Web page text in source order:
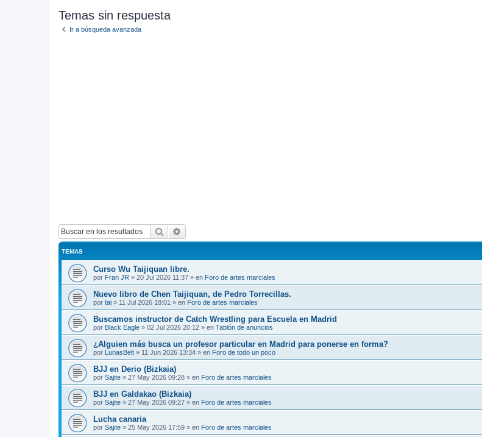
Temas sin respuesta
Ir a búsqueda avanzada
Buscar
TEMAS
Curso Wu Taijiquan libre.
por Fran JR » 20 Jul 2026 11:37 » en Foro de artes marciales
Nuevo libro de Chen Taijiquan, de Pedro Torrecillas.
por tai » 11 Jul 2026 18:01 » en Foro de artes marciales
Buscamos instructor de Catch Wrestling para Escuela en Madrid
por Black Eagle » 02 Jul 2026 20:12 » en Tablón de anuncios
¿Alguien más busca un profesor particular en Madrid para ponerse en forma?
por LunasBelt » 11 Jun 2026 13:34 » en Foro de todo un poco
BJJ en Derio (Bizkaia)
por Sajite » 27 May 2026 09:28 » en Foro de artes marciales
BJJ en Galdakao (Bizkaia)
por Sajite » 27 May 2026 09:27 » en Foro de artes marciales
Lucha canaria
por Sajite » 25 May 2026 17:59 » en Foro de artes marciales